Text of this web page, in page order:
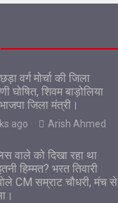
वर्ग मोर्चा की जिला
घोषित, शिवम बाड़ोलिया
जिला मंत्री।
ago Arish Ahmed
वाले को दिखा रहा था
हिम्मत? भरत तिवारी
CM सम्राट चौधरी, मंच से